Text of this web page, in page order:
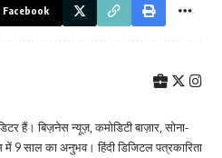
Facebook
हैं। बिज़नेस न्यूज़, कमोडिटी बाज़ार, सोना-
9 साल का अनुभव। हिंदी डिजिटल पत्रकारिता